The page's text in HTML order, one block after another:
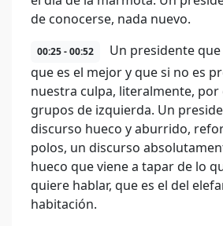
de conocerse, nada nuevo.
00:25 - 00:52
Un presidente
que es el mejor y que si no es
nuestra culpa, literalmente, por
grupos de izquierda. Un
discurso hueco y aburrido,
polos, un discurso
hueco que viene a tapar de lo
quiere hablar, que es el del
habitación.